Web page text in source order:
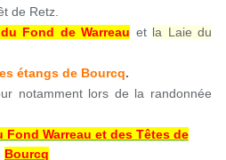
de Retz.
Fond de Warreau et la Laie du
étangs de Bourcq.
notamment lors de la randonnée
Fond Warreau et des Têtes de
Bourcq